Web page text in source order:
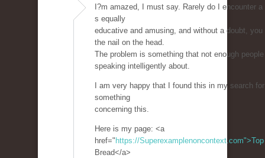
I?m amazed, I must say. Rarely do I encounter a
s equally
educative and amusing, and without a doubt, you
the nail on the head.
The problem is something that not enough
speaking intelligently about.
I am very happy that I found this in my search for
something
concerning this.
Here is my page: <a
href=" https://Superexamplenoncontext.com">Top
Bread</a>